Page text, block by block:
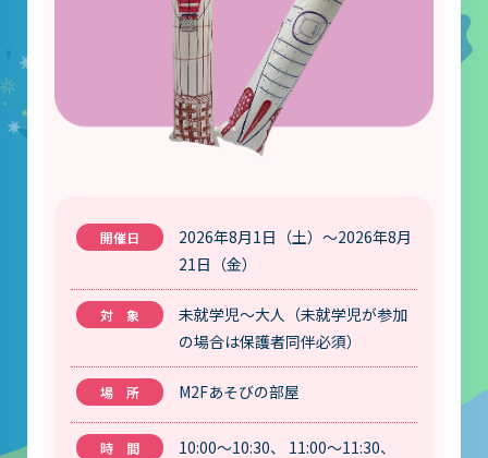
サイエンスショーブース
大村賞
科学館で働きたい方へ
2026年8月1日（土）～2026年8月
21日（金）
未就学児～大人（未就学児が参加
の場合は保護者同伴必須）
M2Fあそびの部屋
10:00～10:30、 11:00～11:30、